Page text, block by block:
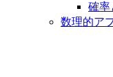
確率
数理的ア